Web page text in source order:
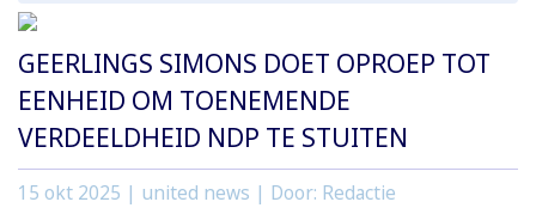
GEERLINGS SIMONS DOET OPROEP TOT
EENHEID OM TOENEMENDE
VERDEELDHEID NDP TE STUITEN
15 okt 2025 | united news | Door: Redactie